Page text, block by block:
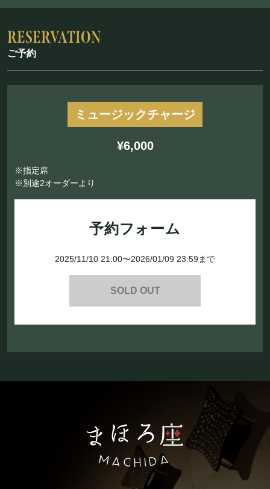
ご予約
ミュージックチャージ
¥6,000
※指定席
※別途2オーダーより
予約フォーム
2025/11/10 21:00〜2026/01/09 23:59まで
SOLD OUT